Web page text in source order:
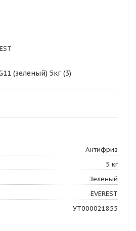
(зеленый) 5кг (3)
Антифриз
5 кг
Зеленый
EVEREST
УТ000021855